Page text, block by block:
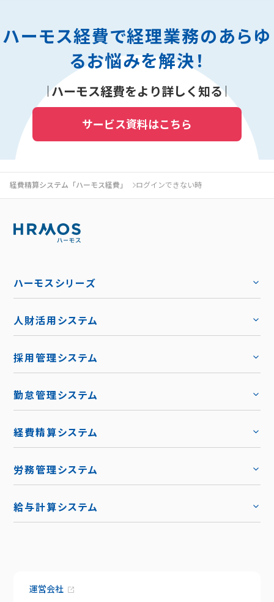
ハーモス経費で経理業務のあらゆ
るお悩みを解決！
ハーモス経費をより詳しく知る
サービス資料はこちら
経費精算システム「ハーモス経費」 ログインできない時
ハーモスシリーズ
人財活用システム
採用管理システム
料金
キャリア採用
導入事例
お役立ち資料
勤怠管理システム
経費精算システム
労務管理システム
特長
給与計算システム
運営会社